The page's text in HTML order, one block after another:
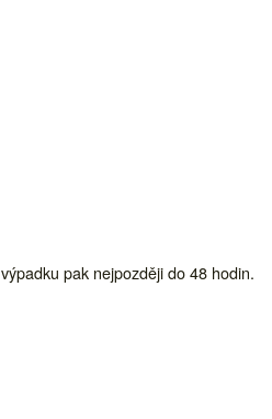
pak nejpozději do 48 hodin.